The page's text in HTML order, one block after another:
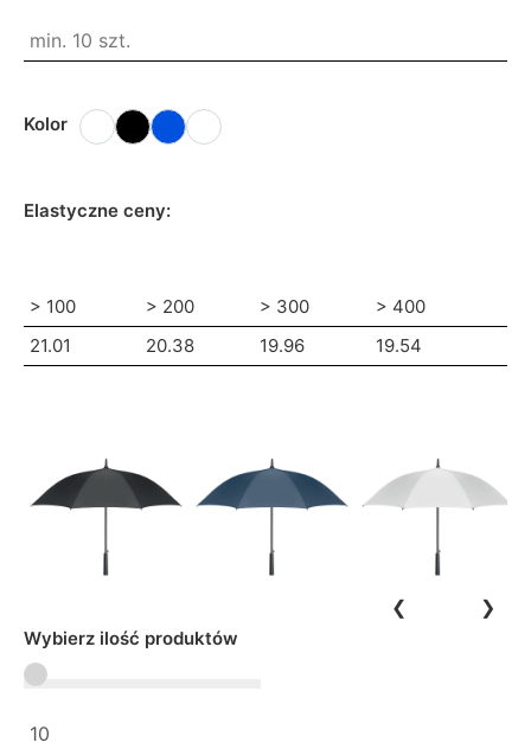
Kolor
Elastyczne ceny:
> 100 > 200 > 300
> 400
21.01
20.38 19.96 19.54
❮ ❯
Wybierz ilość produktów